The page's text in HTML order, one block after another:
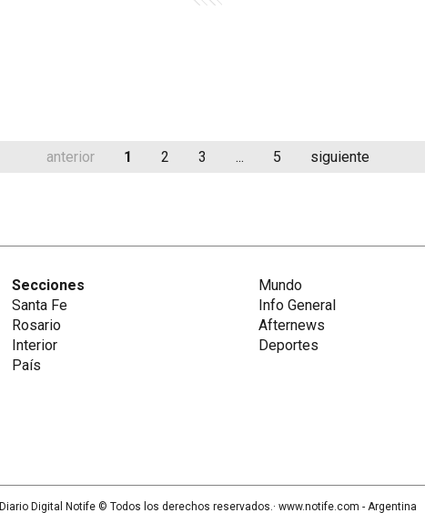
anterior 1 2 3 ... 5 siguiente
Secciones
Santa Fe
Rosario
Interior
País
Mundo
Info General
Afternews
Deportes
Diario Digital Notife© Todos los derechos reservados.· www.notife.com - Argentina